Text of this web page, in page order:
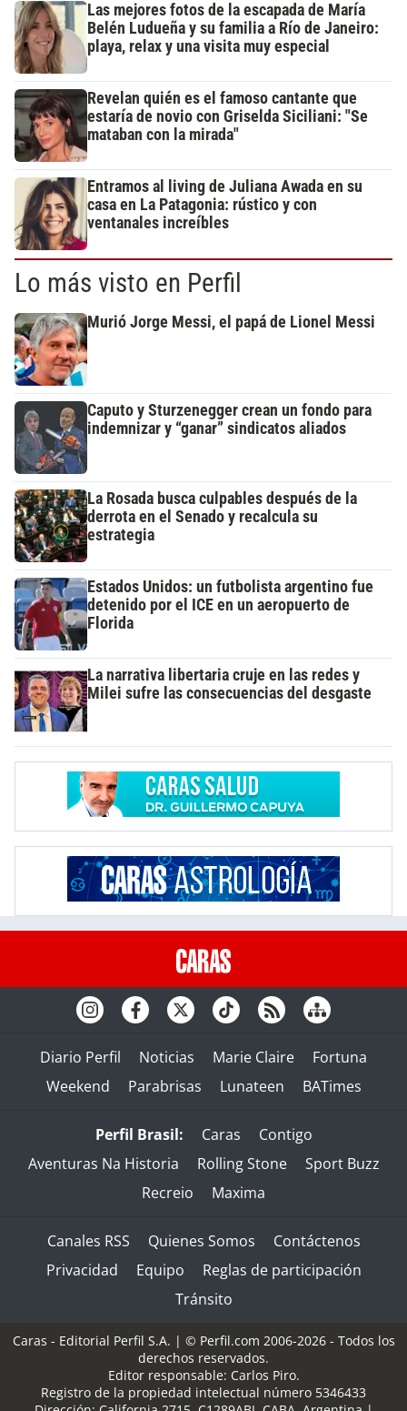
Las mejores fotos de la escapada de María
Belén Ludueña y su familia a Río de Janeiro:
playa, relax y una visita muy especial
Revelan quién es el famoso cantante que
estaría de novio con Griselda Siciliani: "Se
mataban con la mirada"
Entramos al living de Juliana Awada en su
casa en La Patagonia: rústico y con
ventanales increíbles
Lo más visto en Perfil
Murió Jorge Messi, el papá de Lionel Messi
Caputo y Sturzenegger crean un fondo para
indemnizar y “ganar” sindicatos aliados
La Rosada busca culpables después de la
derrota en el Senado y recalcula su
estrategia
Estados Unidos: un futbolista argentino fue
detenido por el ICE en un aeropuerto de
Florida
La narrativa libertaria cruje en las redes y
Milei sufre las consecuencias del desgaste
Diario Perfil Noticias Marie Claire
Fortuna
Weekend
Parabrisas Lunateen BATimes
Perfil Brasil: Caras
Contigo
Aventuras Na Historia
Rolling Stone
Sport Buzz
Recreio
Maxima
Canales RSS Quienes Somos
Contáctenos
Privacidad
Equipo
Reglas de participación
Tránsito
Caras - Editorial Perfil S.A. | © Perfil.com 2006-2026 - Todos los
derechos reservados.
Editor responsable: Carlos Piro.
Registro de la propiedad intelectual número 5346433